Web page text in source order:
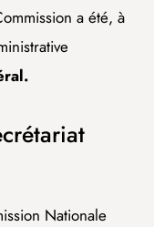
a été, à
Nationale